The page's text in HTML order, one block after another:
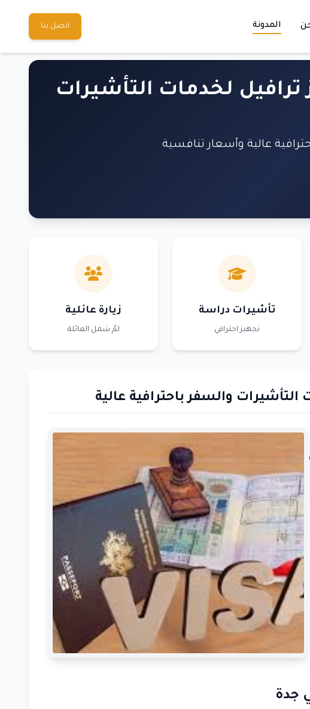
المدونة اتصل بنا
لخدمات التأشيرات
عالية وأسعار تنافسية
تأشيرات دراسة
تجهيز احترافي
زيارة عائلية
لمّ شمل العائلة
والسفر باحترافية عالية
جدة